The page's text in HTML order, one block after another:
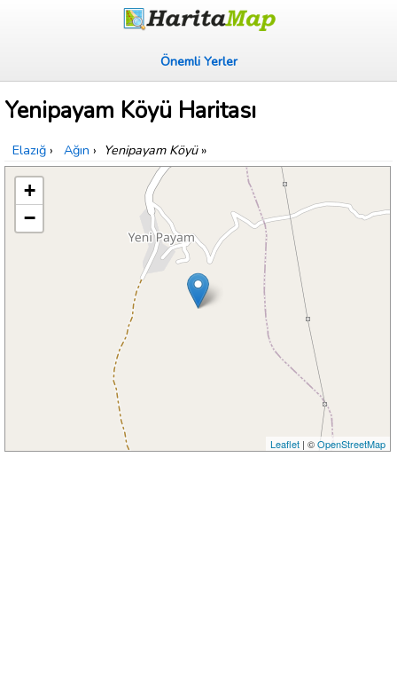
Önemli Yerler
Yenipayam Köyü Haritası
Elazığ › Ağın › Yenipayam Köyü»
+
−
Leaflet| ©OpenStreetMap